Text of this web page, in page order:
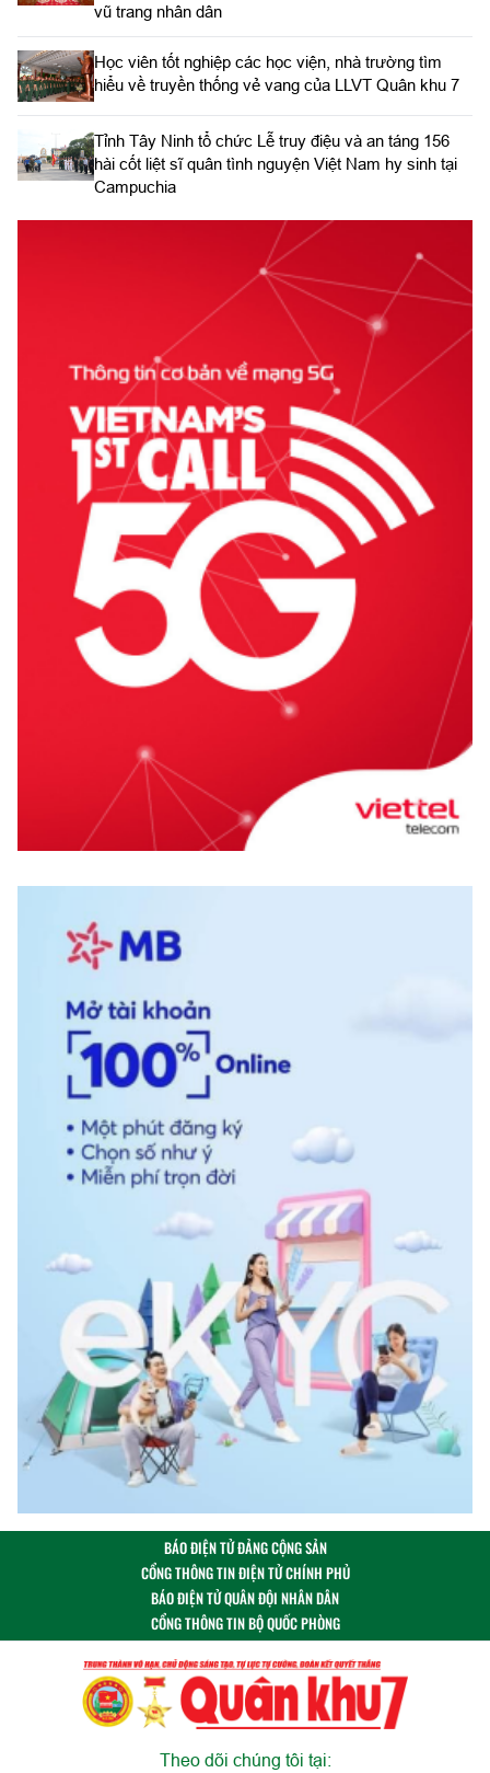
vũ trang nhân dân
Học viên tốt nghiệp các học viện, nhà trường tìm
hiểu về truyền thống vẻ vang của LLVT Quân khu 7
​Tỉnh Tây Ninh tổ chức Lễ truy điệu và an táng 156
hài cốt liệt sĩ quân tình nguyện Việt Nam hy sinh tại
Campuchia
BÁO ĐIỆN TỬ ĐẢNG CỘNG SẢN
CỔNG THÔNG TIN ĐIỆN TỬ CHÍNH PHỦ
BÁO ĐIỆN TỬ QUÂN ĐỘI NHÂN DÂN
CỔNG THÔNG TIN BỘ QUỐC PHÒNG
Theo dõi chúng tôi tại: